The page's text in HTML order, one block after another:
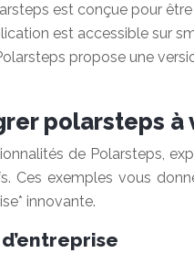
est conçue pour
est accessible sur
propose une
polarsteps à
de Polarsteps,
Ces exemples vous
innovante.